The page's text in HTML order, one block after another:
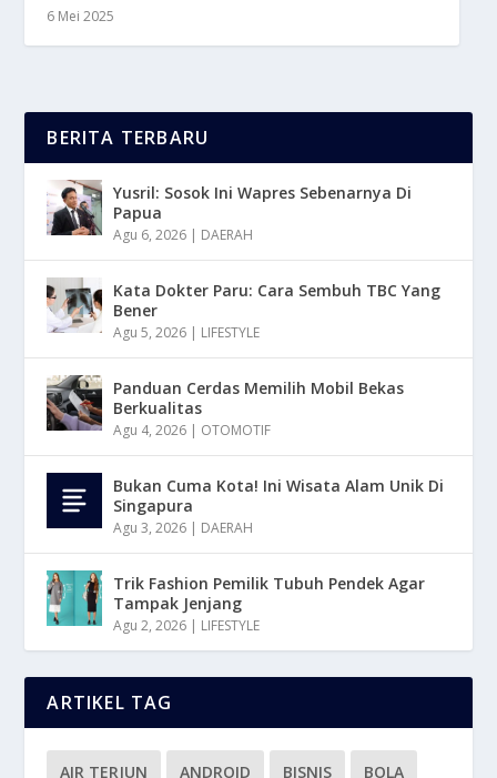
6 Mei 2025
BERITA TERBARU
Yusril: Sosok Ini Wapres Sebenarnya Di
Papua
Agu 6, 2026 | DAERAH
Kata Dokter Paru: Cara Sembuh TBC Yang
Bener
Agu 5, 2026 | LIFESTYLE
Panduan Cerdas Memilih Mobil Bekas
Berkualitas
Agu 4, 2026 | OTOMOTIF
Bukan Cuma Kota! Ini Wisata Alam Unik Di
Singapura
Agu 3, 2026 | DAERAH
Trik Fashion Pemilik Tubuh Pendek Agar
Tampak Jenjang
Agu 2, 2026 | LIFESTYLE
ARTIKEL TAG
AIR TERJUN ANDROID BISNIS BOLA